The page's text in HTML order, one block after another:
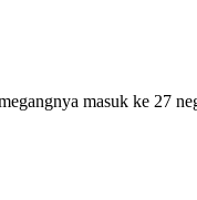
masuk ke 27